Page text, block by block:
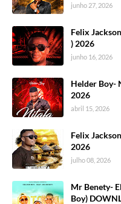
junho 27, 2026
Felix
) 2026
junho 16, 2026
Helder Boy-
2026
abril 15, 2026
Felix
2026
julho 08, 2026
Mr Benety-
Boy)